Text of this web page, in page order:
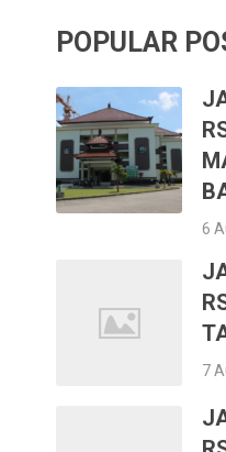
POPULAR
6
7